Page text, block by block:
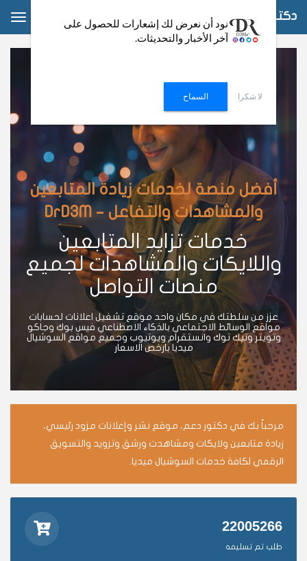
دكتور دعم
أفضل منصة لخدمات زيادة المتابعين
والمشاهدات والتفاعل – DrD3M
خدمات تزايد المتابعين
واللايكات والمشاهدات لجميع
منصات التواصل
عزز من سلطتك في مكان واحد موقع تشغيل اعلانات لحسابات
مواقع الوسائط الاجتماعي بالذكاء الاصطناعي فيس بوك وجاكو
وتويتر وتيك توك وانستقرام ويوتيوب وجميع مواقع السوشيال
ميديا بارخص الاسعار
مرحباً بك في دكتور دعم، موقع نشر وإعلانات مزود رئيسي،
زيادة متابعين ولايكات ومشاهدت ورشق وتزويد والتسويق
الرقمي لكافة خدمات السوشيال ميديا.
22005266
طلب تم تسليمه
نود أن نعرض لك إشعارات للحصول على
آخر الأخبار والتحديثات.
لا شكرا السماح